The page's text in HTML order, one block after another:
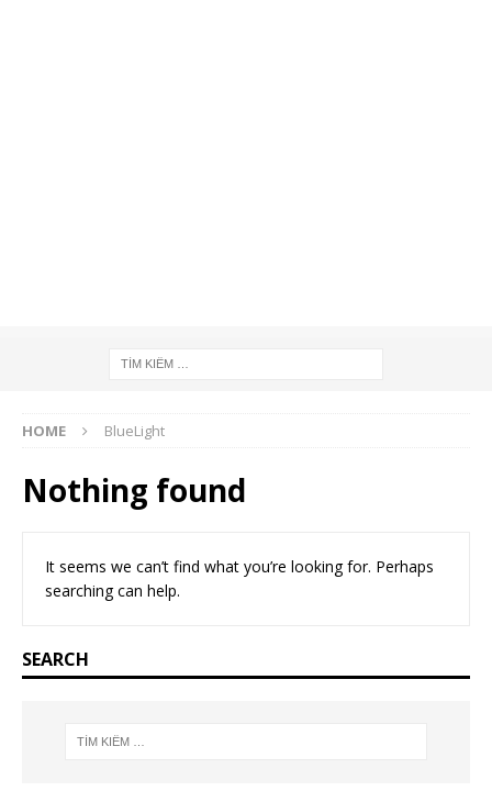
HOME BlueLight
Nothing found
It seems we can’t find what you’re looking for. Perhaps
searching can help.
SEARCH